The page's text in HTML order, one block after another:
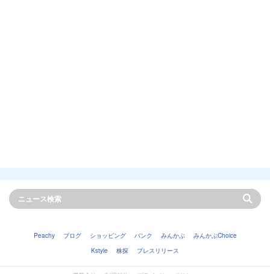
Peachy ブログ ショッピング バンク みんかぶ
みんかぶChoice
Kstyle
株探 プレスリリース